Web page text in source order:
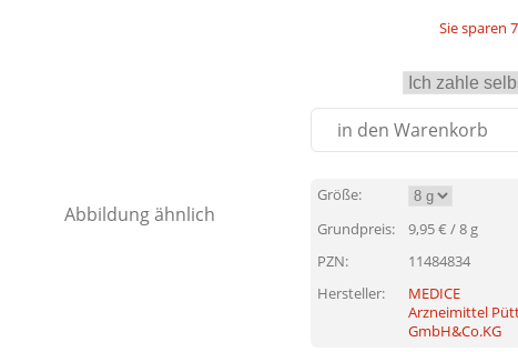
Abbildung ähnlich
Sie sparen
in den Warenkorb
Größe:
Grundpreis:
9,95€ / 8 g
PZN:
11484834
Hersteller:
MEDICE
Arzneimittel
GmbH&Co.KG